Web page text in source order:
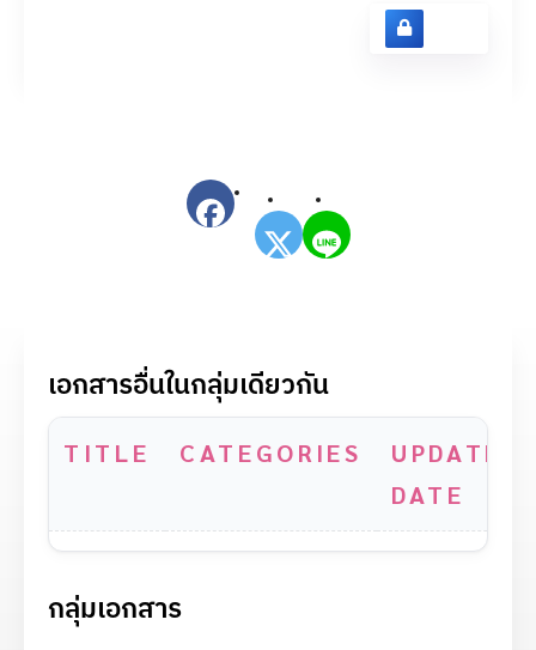
กลุ่มเอกสาร
เอกสารอื่นในกลุ่มเดียวกัน
TITLE CATEGORIES
UPDATE
DATE